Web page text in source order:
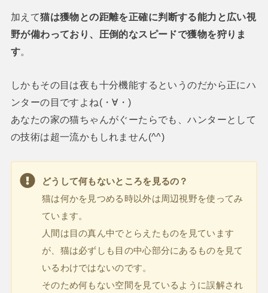
加えて猫は獲物との距離を正確に判断する能力と広い視
野が備わっており、圧倒的なスピードで獲物を狩りま
す。
しかもその目は夜も十分機能するというのだから正にハ
ンターの目ですよね(・∀・)
あなたの家の猫ちゃんがぐーたらでも、ハンターとして
の技術は超一流かもしれません(^^)
どうして何もないところを見るの？
猫は何かを見つめる時以外は周辺視野を使ってみ
ています。
人間は目の真ん中でとらえたものを見ています
が、猫は必ずしも目の中心部分にあるものを見て
いるわけではないのです。
そのため何もない空間を見ているように誤解され